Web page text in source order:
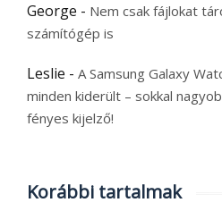
George - Nem csak fájlokat
számítógép is
Leslie - A Samsung Galaxy
minden kiderült – sokkal
fényes kijelző!
Korábbi tartalmak